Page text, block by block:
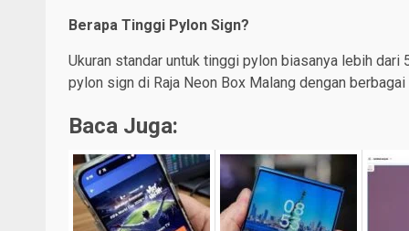
Berapa Tinggi Pylon Sign?
Ukuran standar untuk tinggi pylon biasanya lebih
pylon sign di Raja Neon Box Malang dengan
Baca Juga: